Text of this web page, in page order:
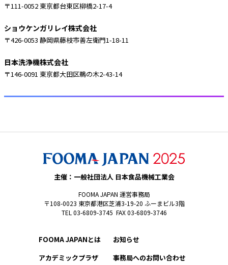
〒111-0052 東京都台東区柳橋2-17-4
ショウケンガリレイ株式会社
〒426-0053 静岡県藤枝市善左衛門1-18-11
日本洗浄機株式会社
〒146-0091 東京都大田区鵜の木2-43-14
主催：一般社団法人 日本食品機械工業会
FOOMA JAPAN 運営事務局
〒108-0023 東京都港区芝浦3-19-20 ふーまビル3階
TEL 03-6809-3745 FAX 03-6809-3746
FOOMA JAPANとは
アカデミックプラザ
お知らせ
事務局へのお問い合わせ